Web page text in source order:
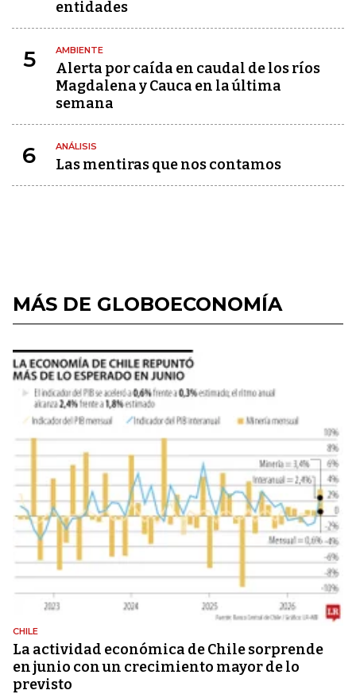
entidades
5 AMBIENTE
Alerta por caída en caudal de los ríos
Magdalena y Cauca en la última
semana
6 ANÁLISIS
Las mentiras que nos contamos
MÁS DE GLOBOECONOMÍA
CHILE
La actividad económica de Chile sorprende
en junio con un crecimiento mayor de lo
previsto